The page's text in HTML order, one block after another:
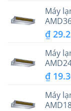
Máy
₫
Máy
₫
Máy